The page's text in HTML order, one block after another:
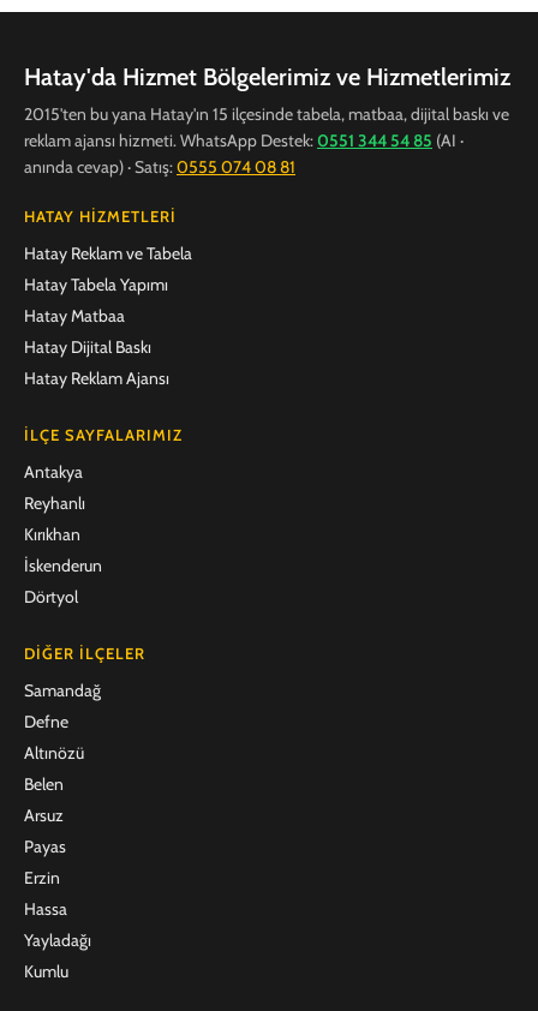
Hatay'da Hizmet Bölgelerimiz ve Hizmetlerimiz
2015'ten bu yana Hatay'ın 15 ilçesinde tabela, matbaa, dijital baskı ve
reklam ajansı hizmeti. WhatsApp Destek:0551 344 54 85 (AI ·
anında cevap) · Satış:0555 074 08 81
HATAY HIZMETLERI
Hatay Reklam ve Tabela
Hatay Tabela Yapımı
Hatay Matbaa
Hatay Dijital Baskı
Hatay Reklam Ajansı
İLÇE SAYFALARIMIZ
Antakya
Reyhanlı
Kırıkhan
İskenderun
Dörtyol
DIĞER İLÇELER
Samandağ
Defne
Altınözü
Belen
Arsuz
Payas
Erzin
Hassa
Yayladağı
Kumlu